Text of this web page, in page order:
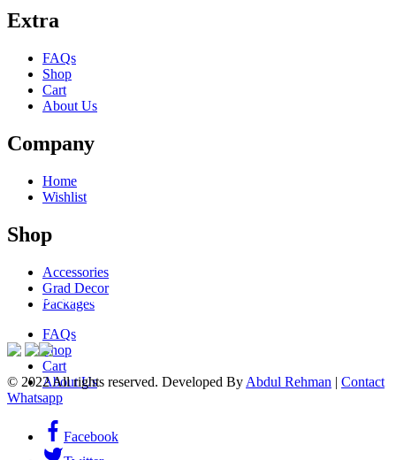
Extra
FAQs
Shop
Cart
About Us
Company
Home
Wishlist
Shop
Accessories
Grad Decor
Packages
FAQs
Shop
Cart
About Us
ACCEPTED PAYMENTS
© 2022 All rights reserved. Developed By Abdul Rehman | Contact
Whatsapp
Facebook